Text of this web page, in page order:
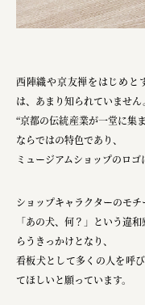
株式会社レリアン
一般社団法人日本
フードバレーとか
株式会社 中華・高橋
オクズミ商事
学校法人加藤学園
横浜市
西陣織や京友禅をはじめと
は、あまり知られていません。
“京都の伝統産業が一堂に集
ならではの特色であり、
ミュージアムショップのロゴ
ショップキャラクターのモチ
「あの犬、何？」という違
らうきっかけとなり、
看板犬として多くの人を呼
てほしいと願っています。